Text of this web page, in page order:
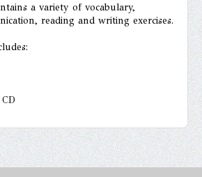
a variety of vocabulary,
reading and writing exercises.